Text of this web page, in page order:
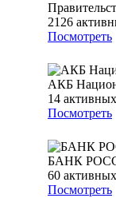
2126
Посмотреть
АКБ
14
Посмотреть
БАНК
60
Посмотреть